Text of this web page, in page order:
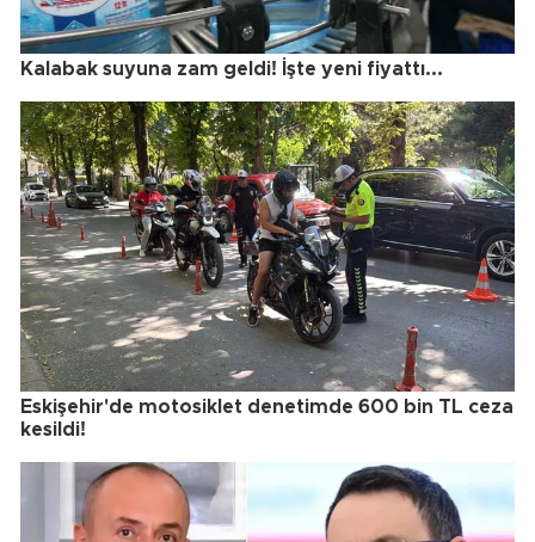
Kalabak suyuna zam geldi! İşte yeni fiyattı...
Eskişehir'de motosiklet denetimde 600 bin TL ceza
kesildi!